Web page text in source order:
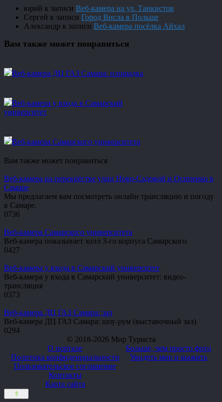
юрий к записи Веб-камера на ул. Танкистов
Сергей к записи Город Висла в Польше
Александр к записи Веб-камера посёлка Айхал
Вам также может понравиться
Веб-камера ДЦ ГАЗ Самара: площадка
Веб-камера у входа в Самарский
университет
Веб-камера Самарского университета
Вам также может понравиться
Веб-камера на перекрёстке улиц Ново-Садовой и Осипенко в
Самаре
Мы предлагаем вам посмотреть онлайн трансляцию и погоду
в Самаре.
0736
Веб-камера Самарского университета
Веб-камера показывает холл 3-го корпуса Самарского
0427
Веб-камера у входа в Самарский университет
Веб-камера у входа в Самарский университет: видео-
трансляция
0373
Веб-камера ДЦ ГАЗ Самара: зал
Веб-камера ДЦ ГАЗ Самара: шоу-рум (выставочный зал)
0294
© 2018-2026 Мир Туриста
О портале
Политика конфиденциальности
Пользовательское соглашение
Контакты
Карта сайта
Больше, чем просто фото
Увидеть мир и выжить